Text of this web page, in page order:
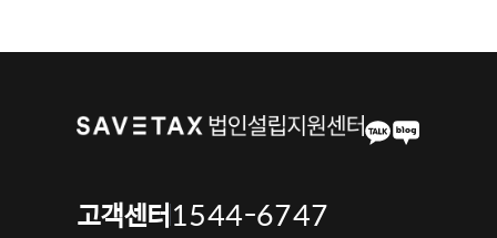
고객센터1544-6747